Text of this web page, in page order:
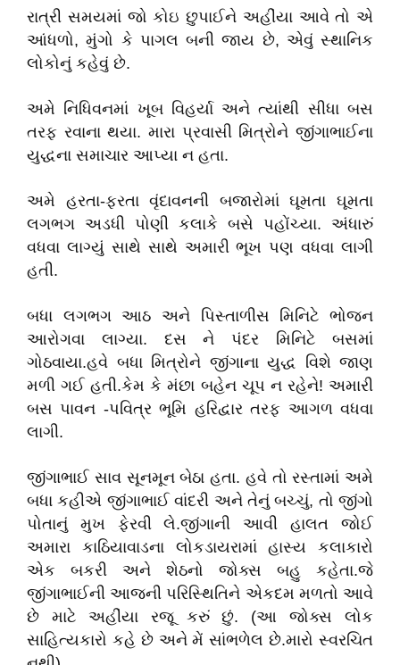
રાત્રી સમયમાં જો કોઇ છુપાઈને અહીંયા આવે તો એ
આંધળો, મુંગો કે પાગલ બની જાય છે, એવું સ્થાનિક
લોકોનું કહેવું છે.
અમે નિધિવનમાં ખૂબ વિહર્યા અને ત્યાંથી સીધા બસ
તરફ રવાના થયા. મારા પ્રવાસી મિત્રોને જીંગાભાઈના
યુદ્ધના સમાચાર આપ્યા ન હતા.
અમે હરતા-ફરતા વૃંદાવનની બજારોમાં ઘૂમતા ઘૂમતા
લગભગ અડધી પોણી કલાકે બસે પહોંચ્યા. અંધારું
વધવા લાગ્યું સાથે સાથે અમારી ભૂખ પણ વધવા લાગી
હતી.
બધા લગભગ આઠ અને પિસ્તાળીસ મિનિટે ભોજન
આરોગવા લાગ્યા. દસ ને પંદર મિનિટે બસમાં
ગોઠવાયા.હવે બધા મિત્રોને જીંગાના યુદ્ધ વિશે જાણ
મળી ગઈ હતી.કેમ કે મંછા બહેન ચૂપ ન રહેને! અમારી
બસ પાવન -પવિત્ર ભૂમિ હરિદ્વાર તરફ આગળ વધવા
લાગી.
જીંગાભાઈ સાવ સૂનમૂન બેઠા હતા. હવે તો રસ્તામાં અમે
બધા કહીએ જીંગાભાઈ વાંદરી અને તેનું બચ્ચું, તો જીંગો
પોતાનું મુખ ફેરવી લે.જીંગાની આવી હાલત જોઈ
અમારા કાઠિયાવાડના લોકડાયરામાં હાસ્ય કલાકારો
એક બકરી અને શેઠનો જોક્સ બહુ કહેતા.જે
જીંગાભાઈની આજની પરિસ્થિતિને એકદમ મળતો આવે
છે માટે અહીંયા રજૂ કરું છું. (આ જોક્સ લોક
સાહિત્યકારો કહે છે અને મેં સાંભળેલ છે.મારો સ્વરચિત